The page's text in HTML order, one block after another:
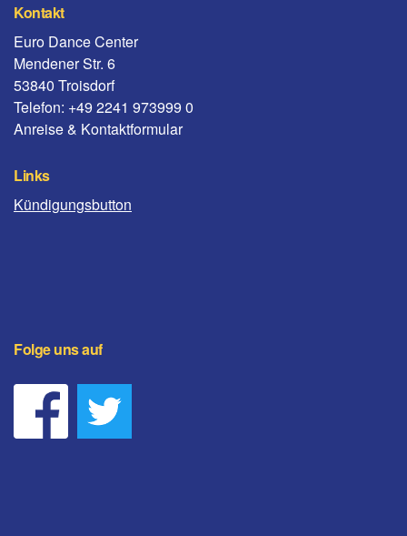
Kontakt
Euro Dance Center
Mendener Str. 6
53840 Troisdorf
Telefon: +49 2241 973999 0
Anreise & Kontaktformular
Links
Kündigungsbutton
Folge uns auf